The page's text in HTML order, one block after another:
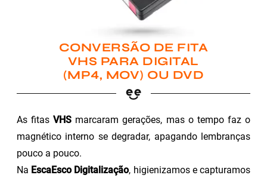
CONVERSÃO DE FITA
VHS PARA DIGITAL
(MP4, MOV) OU DVD
As fitasVHS marcaram gerações, mas o tempo faz o
magnético interno se degradar, apagando lembranças
pouco a pouco.
Na EscaEsco Digitalização, higienizamos e capturamos